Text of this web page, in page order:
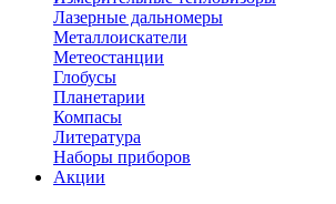
Лазерные дальномеры
Металлоискатели
Метеостанции
Глобусы
Планетарии
Компасы
Литература
Наборы приборов
Акции